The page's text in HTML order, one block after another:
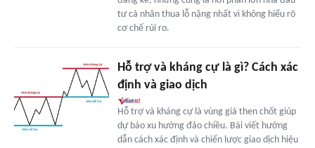
tư cá nhân thua lỗ nặng nhất vì không hiểu rõ
cơ chế rủi ro.
Hỗ trợ và kháng cự là gì? Cách xác
định và giao dịch
Hỗ trợ và kháng cự là vùng giá then chốt giúp
dự báo xu hướng đảo chiều. Bài viết hướng
dẫn cách xác định và chiến lược giao dịch hiệu